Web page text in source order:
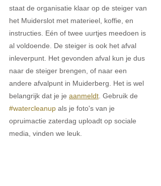
staat de organisatie klaar op de steiger van
het Muiderslot met materieel, koffie, en
instructies. Eén of twee uurtjes meedoen is
al voldoende. De steiger is ook het afval
inleverpunt. Het gevonden afval kun je dus
naar de steiger brengen, of naar een
andere afvalpunt in Muiderberg. Het is wel
belangrijk dat je je aanmeldt. Gebruik de
#watercleanup als je foto's van je
opruimactie zaterdag uploadt op sociale
media, vinden we leuk.